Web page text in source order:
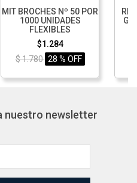
MIT BROCHES Nº 50 POR
1000 UNIDADES
FLEXIBLES
$1.284
$ 1.780 28 % OFF
nuestro newsletter